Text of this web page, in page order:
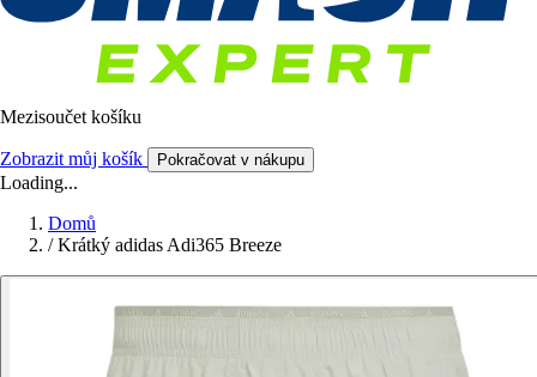
Mezisoučet košíku
Zobrazit můj košík Pokračovat v nákupu
Loading...
Domů
/ Krátký adidas Adi365 Breeze